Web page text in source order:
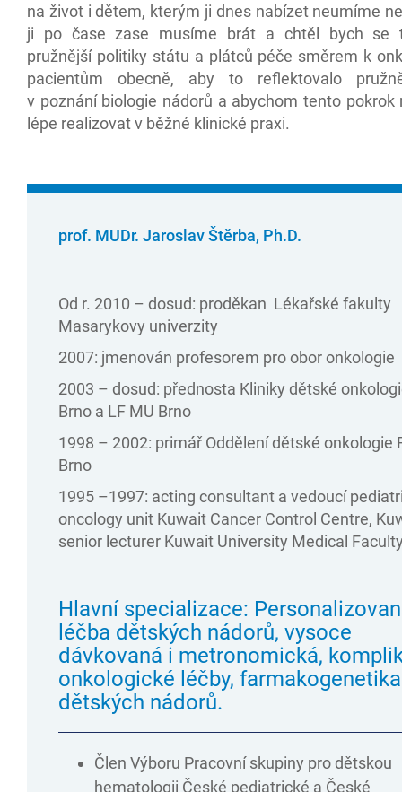
na život i dětem, kterým ji dnes nabízet neumíme
ji po čase zase musíme brát a chtěl bych se
pružnější politiky státu a plátců péče směrem k
pacientům obecně, aby to reflektovalo
v poznání biologie nádorů a abychom tento pokrok
lépe realizovat v běžné klinické praxi.
prof. MUDr. Jaroslav Štěrba, Ph.D.
Od r. 2010 – dosud: proděkan Lékařské fakulty
Masarykovy univerzity
2007: jmenován profesorem pro obor onkologie
2003 – dosud: přednosta Kliniky dětské
Brno a LF MU Brno
1998 – 2002: primář Oddělení dětské onkologie
Brno
1995 –1997: acting consultant a vedoucí
oncology unit Kuwait Cancer Control Centre,
senior lecturer Kuwait University Medical
Hlavní specializace:
léčba dětských nádorů, vysoce
dávkovaná i metronomická,
onkologické léčby, farmakogenetika
dětských nádorů.
Člen Výboru Pracovní skupiny pro dětskou
hematologii České pediatrické a České